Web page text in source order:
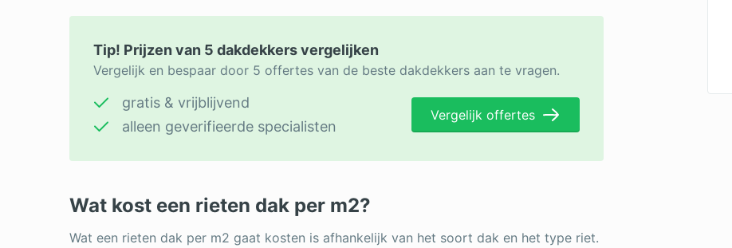
Tip! Prijzen van 5 dakdekkers vergelijken
Vergelijk en bespaar door 5 offertes van de beste dakdekkers aan te vragen.
gratis & vrijblijvend
alleen geverifieerde specialisten
Vergelijk offertes
Wat kost een rieten dak per m2?
Wat een rieten dak per m2 gaat kosten is afhankelijk van het soort dak en het type riet.